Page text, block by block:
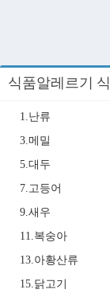
식품알레르기
1.난류
3.메밀
5.대두
7.고등어
9.새우
11.복숭아
13.아황산류
15.닭고기